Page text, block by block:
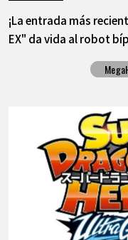
¡La entrada más
EX" da vida al robot